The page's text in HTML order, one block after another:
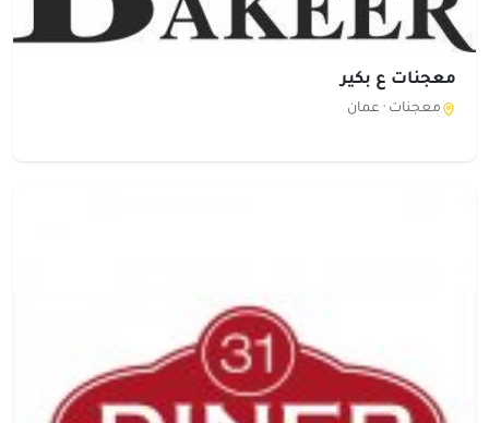
معجنات ع بكير
معجنات · عمان